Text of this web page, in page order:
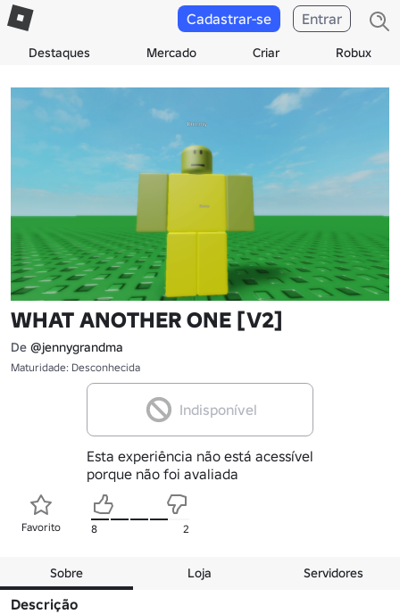
Destaques Mercado Criar Robux
Cadastrar-se Entrar
WHAT ANOTHER ONE [V2]
De @jennygrandma
Maturidade: Desconhecida
Indisponível
Esta experiência não está acessível
porque não foi avaliada
Favorito 8 2
Sobre Loja Servidores
Descrição